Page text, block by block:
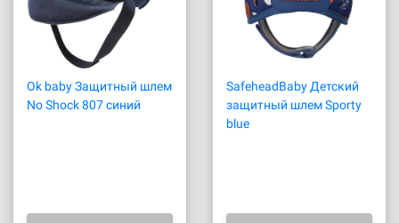
Ok baby Защитный шлем
No Shock 807 синий
SafeheadBaby Детский
защитный шлем Sporty
blue